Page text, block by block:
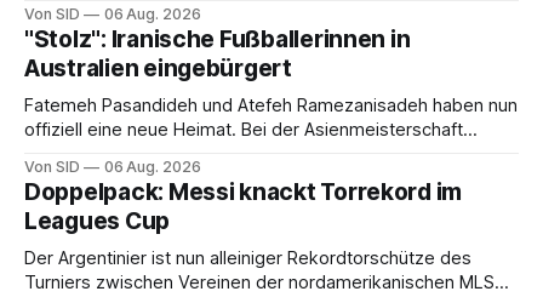
Von SID 06 Aug. 2026
"Stolz": Iranische Fußballerinnen in
Australien eingebürgert
Fatemeh Pasandideh und Atefeh Ramezanisadeh haben nun
offiziell eine neue Heimat. Bei der Asienmeisterschaft
Von SID 06 Aug. 2026
Doppelpack: Messi knackt Torrekord im
Leagues Cup
Der Argentinier ist nun alleiniger Rekordtorschütze des
Turniers zwischen Vereinen der nordamerikanischen MLS